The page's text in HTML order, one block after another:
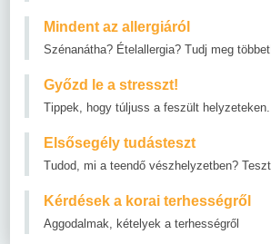
Mindent az allergiáról
Szénanátha? Ételallergia? Tudj meg
Győzd le a stresszt!
Tippek, hogy túljuss a feszült helyzeteken.
Elsősegély tudásteszt
Tudod, mi a teendő vészhelyzetben?
Kérdések a korai terhességről
Aggodalmak, kételyek a terhességről